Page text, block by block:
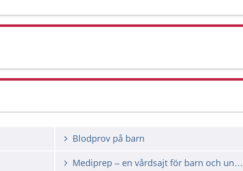
Blodprov på barn
Mediprep – en vårdsajt för barn och ungdomar